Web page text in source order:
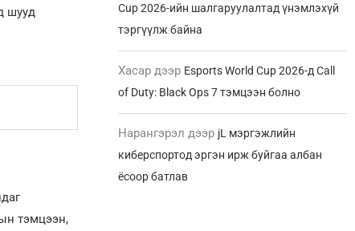
шууд
тэмцээн,
Cup 2026-ийн шалгаруулалтад үнэмлэхүй
тэргүүлж байна
Хасар дээр Esports World Cup 2026-д Call
of Duty: Black Ops 7 тэмцээн болно
Нарангэрэл дээр jL мэргэжлийн
киберспортод эргэн ирж буйгаа албан
ёсоор батлав